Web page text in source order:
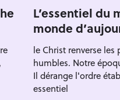
T
E
G
O
I
E
S
L’essentiel du
monde
le Christ renverse
humbles. Notre
Il dérange l'ordre
essentiel